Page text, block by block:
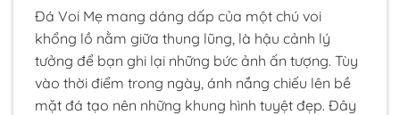
Đá Voi Mẹ mang dáng dấp của một chú voi
khổng lồ nằm giữa thung lũng, là hậu cảnh lý
tưởng để bạn ghi lại những bức ảnh ấn tượng. Tùy
vào thời điểm trong ngày, ánh nắng chiếu lên bề
mặt đá tạo nên những khung hình tuyệt đẹp. Đây